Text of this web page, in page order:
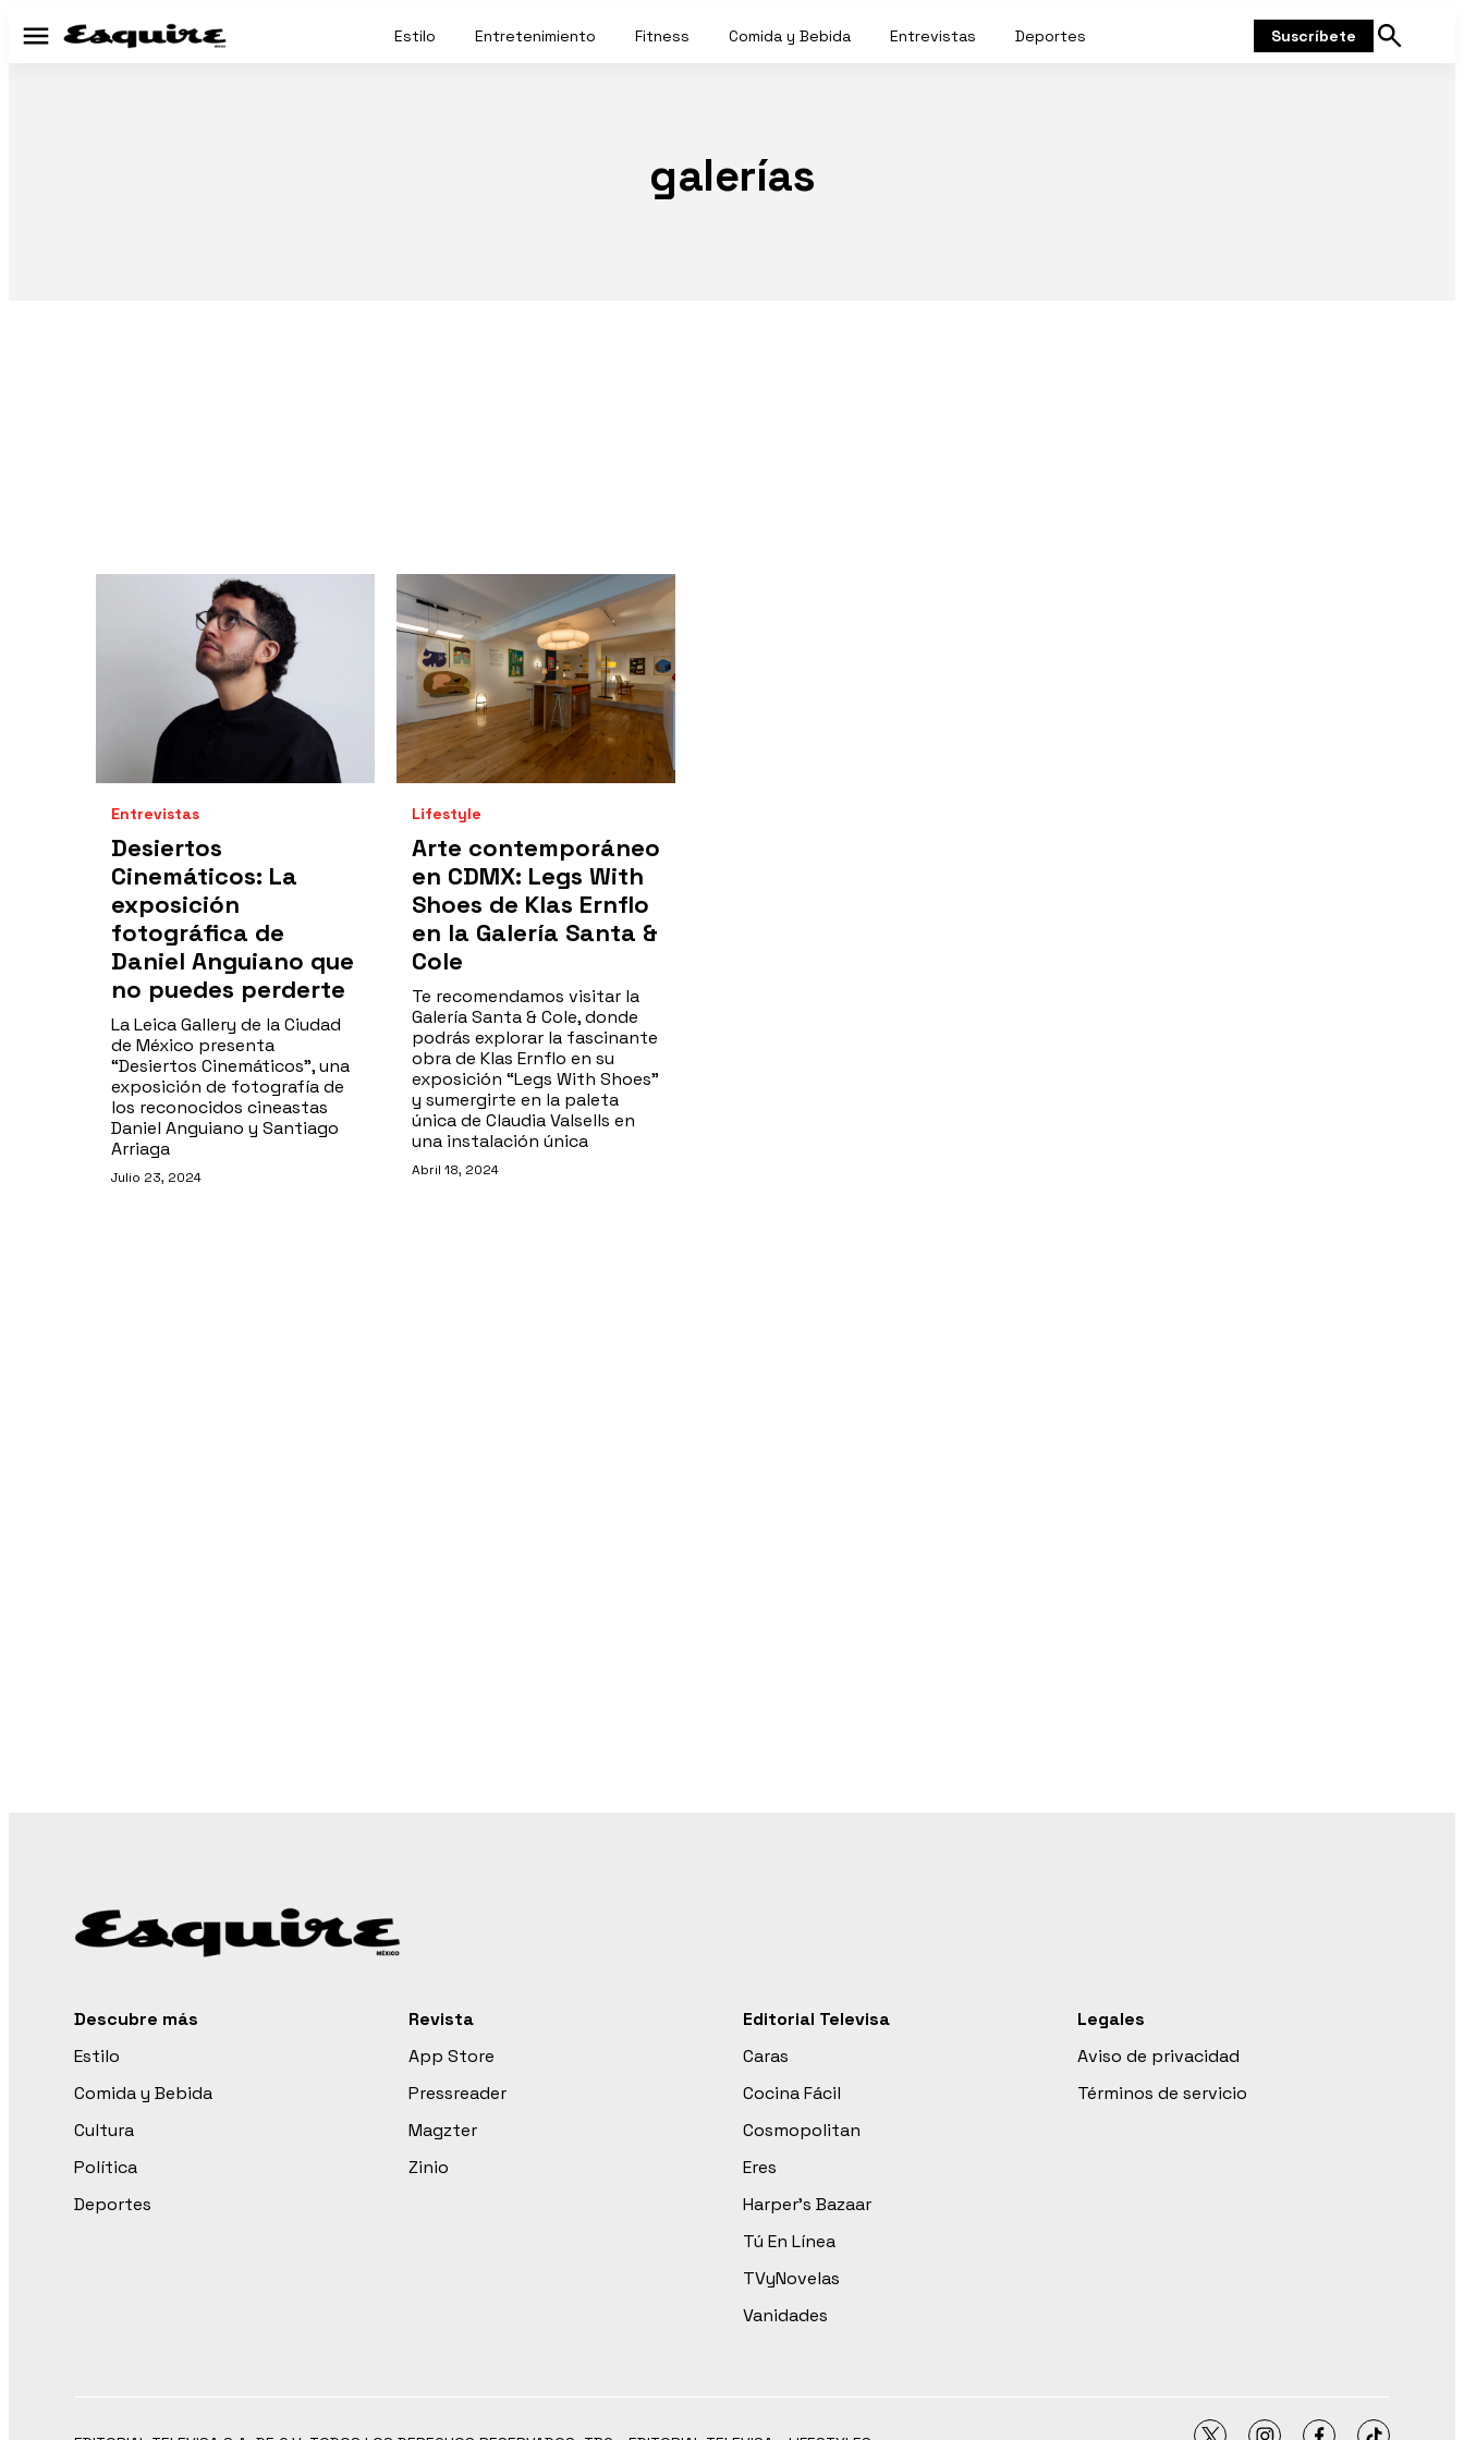
Menú Estilo Entretenimiento Fitness Comida y Bebida Entrevistas Deportes Suscríbete
Mostrar
galerías
Entrevistas
Desiertos
Cinemáticos: La
exposición
fotográfica de
Daniel Anguiano que
no puedes perderte
La Leica Gallery de la Ciudad
de México presenta
“Desiertos Cinemáticos”, una
exposición de fotografía de
los reconocidos cineastas
Daniel Anguiano y Santiago
Arriaga
Julio 23, 2024
Lifestyle
Arte contemporáneo
en CDMX: Legs With
Shoes de Klas Ernflo
en la Galería Santa &
Cole
Te recomendamos visitar la
Galería Santa & Cole, donde
podrás explorar la fascinante
obra de Klas Ernflo en su
exposición “Legs With Shoes”
y sumergirte en la paleta
única de Claudia Valsells en
una instalación única
Abril 18, 2024
Descubre más
Estilo
Comida y Bebida
Cultura
Política
Deportes
Revista
App Store
Pressreader
Magzter
Zinio
Editorial Televisa
Caras
Cocina Fácil
Cosmopolitan
Eres
Harper’s Bazaar
Tú En Línea
TVyNovelas
Vanidades
Legales
Aviso de privacidad
Términos de servicio